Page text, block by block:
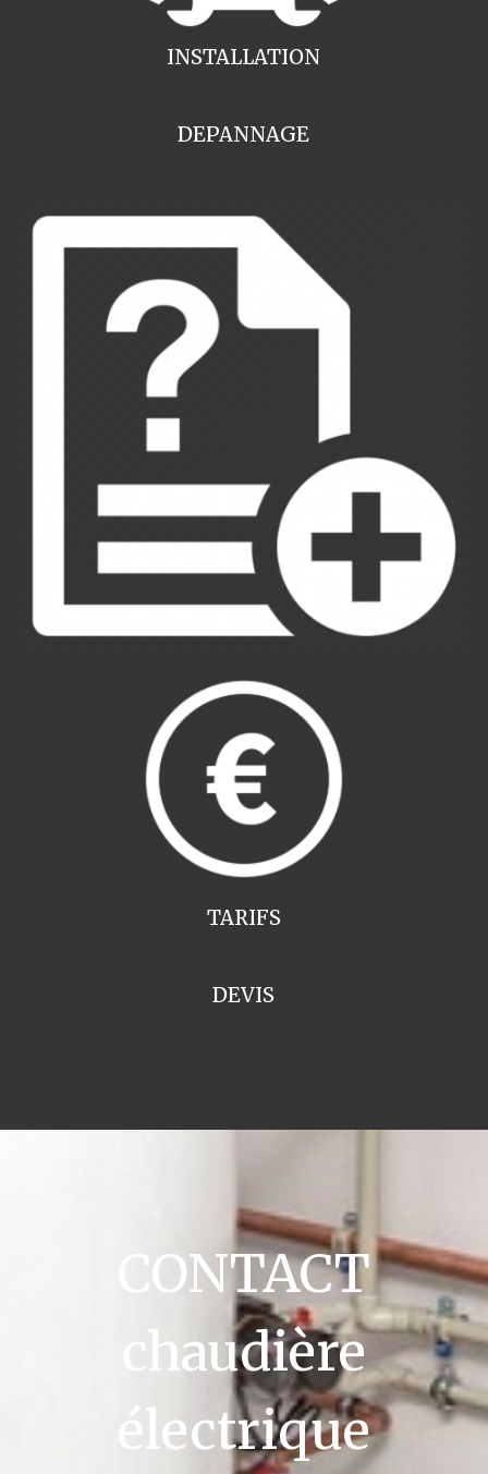
INSTALLATION
DEPANNAGE
TARIFS
DEVIS
CONTACT
chaudière
électrique